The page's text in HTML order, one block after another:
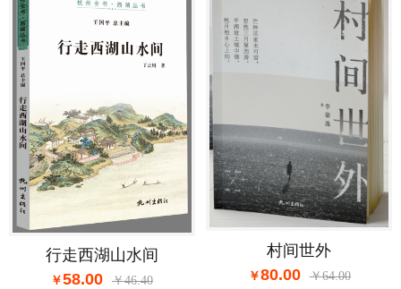
行走西湖山水间
58.00
46.40
村间世外
80.00
64.00